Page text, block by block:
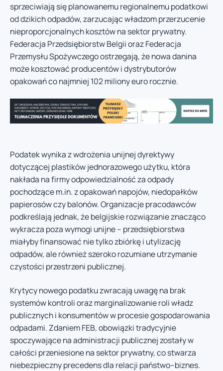
sprzeciwiają się planowanemu regionalnemu podatkowi
od dzikich odpadów, zarzucając władzom przerzucenie
nieproporcjonalnych kosztów na sektor prywatny.
Federacja Przedsiębiorstw Belgii oraz Federacja
Przemysłu Spożywczego ostrzegają, że nowa danina
może kosztować producentów i dystrybutorów
opakowań co najmniej 102 miliony euro rocznie.
Podatek wynika z wdrożenia unijnej dyrektywy
dotyczącej plastików jednorazowego użytku, która
nakłada na firmy odpowiedzialność za odpady
pochodzące m.in. z opakowań napojów, niedopałków
papierosów czy balonów. Organizacje pracodawców
podkreślają jednak, że belgijskie rozwiązanie znacząco
wykracza poza wymogi unijne – przedsiębiorstwa
miałyby finansować nie tylko zbiórkę i utylizację
odpadów, ale również szeroko rozumiane utrzymanie
czystości przestrzeni publicznej.
Krytycy nowego podatku zwracają uwagę na brak
systemów kontroli oraz marginalizowanie roli władz
publicznych i konsumentów w procesie gospodarowania
odpadami. Zdaniem FEB, obowiązki tradycyjnie
spoczywające na administracji publicznej zostały w
całości przeniesione na sektor prywatny, co stwarza
niebezpieczny precedens dla relacji państwo–biznes.